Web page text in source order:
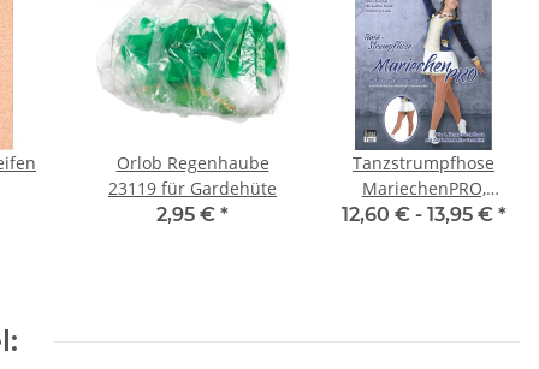
Orlob Regenhaube
23119 für Gardehüte
2,95 € *
Tanzstrumpfhose
MariechenPRO,
Erwachsenengrößen,
12,60 € - 13,95 € *